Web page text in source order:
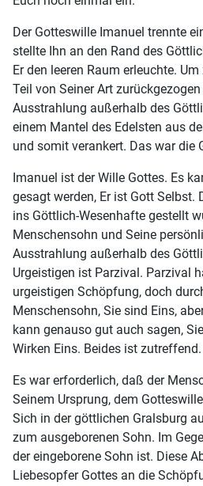
Der Gotteswille Imanuel trennte
stellte Ihn an den Rand des
Er den leeren Raum erleuchte.
Teil von Seiner Art
Ausstrahlung außerhalb des
einem Mantel des Edelsten aus
und somit verankert. Das war die
Imanuel ist der Wille Gottes. Es
gesagt werden, Er ist Gott Selbst.
ins Göttlich-Wesenhafte gestellt
Menschensohn und Seine
Ausstrahlung außerhalb des
Urgeistigen ist Parzival. Parzival
urgeistigen Schöpfung, doch
Menschensohn, Sie sind Eins,
kann genauso gut auch sagen,
Wirken Eins. Beides ist zutreffend.
Es war erforderlich, daß der
Seinem Ursprung, dem
Sich in der göttlichen Gralsburg
zum ausgeborenen Sohn. Im
der eingeborene Sohn ist. Diese
Liebesopfer Gottes an die